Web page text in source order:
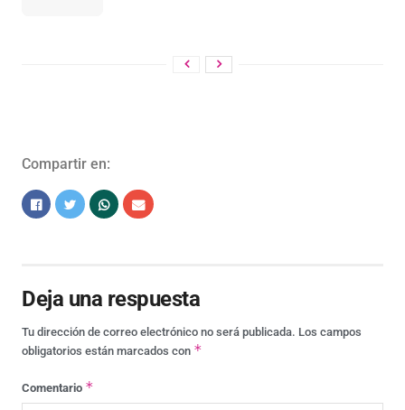
Compartir en:
Deja una respuesta
Tu dirección de correo electrónico no será publicada. Los campos
obligatorios están marcados con *
Comentario *